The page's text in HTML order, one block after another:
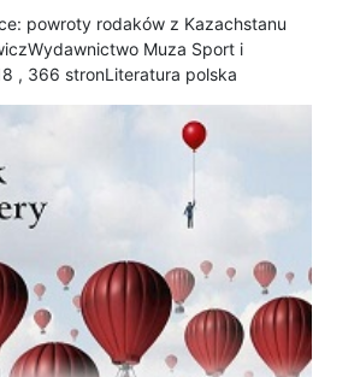
powroty rodaków z Kazachstanu
Wydawnictwo Muza Sport i
, 366 stronLiteratura polska